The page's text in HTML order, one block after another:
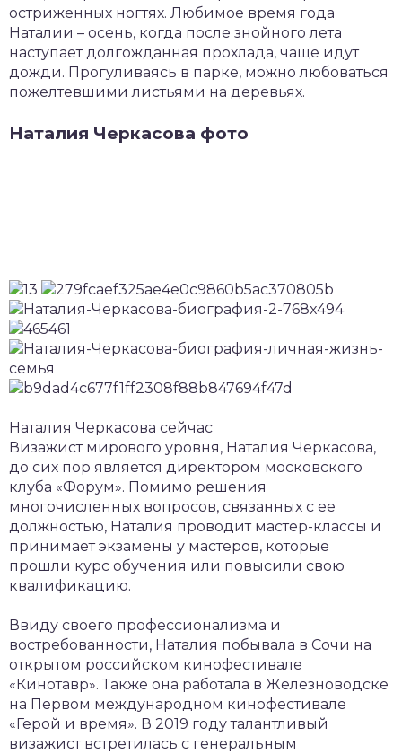
остриженных ногтях. Любимое время года
Наталии – осень, когда после знойного лета
наступает долгожданная прохлада, чаще идут
дожди. Прогуливаясь в парке, можно любоваться
пожелтевшими листьями на деревьях.
Наталия Черкасова фото
Наталия Черкасова сейчас
Визажист мирового уровня, Наталия Черкасова,
до сих пор является директором московского
клуба «Форум». Помимо решения
многочисленных вопросов, связанных с ее
должностью, Наталия проводит мастер-классы и
принимает экзамены у мастеров, которые
прошли курс обучения или повысили свою
квалификацию.
Ввиду своего профессионализма и
востребованности, Наталия побывала в Сочи на
открытом российском кинофестивале
«Кинотавр». Также она работала в Железноводске
на Первом международном кинофестивале
«Герой и время». В 2019 году талантливый
визажист встретилась с генеральным